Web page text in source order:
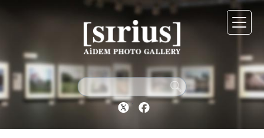
Twitter Facebook
シリウスについて
展示スケジュール